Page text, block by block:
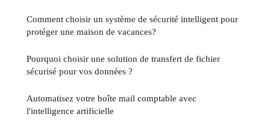
Comment choisir un système de sécurité intelligent pour
protéger une maison de vacances?
Pourquoi choisir une solution de transfert de fichier
sécurisé pour vos données ?
Automatisez votre boîte mail comptable avec
l'intelligence artificielle